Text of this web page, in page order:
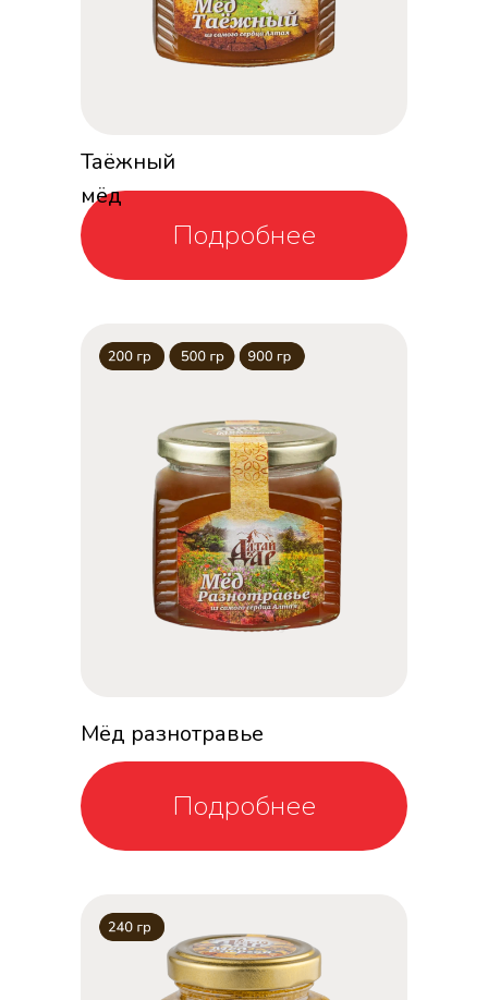
Подробнее
Таёжный
мёд
Подробнее
Мёд разнотравье